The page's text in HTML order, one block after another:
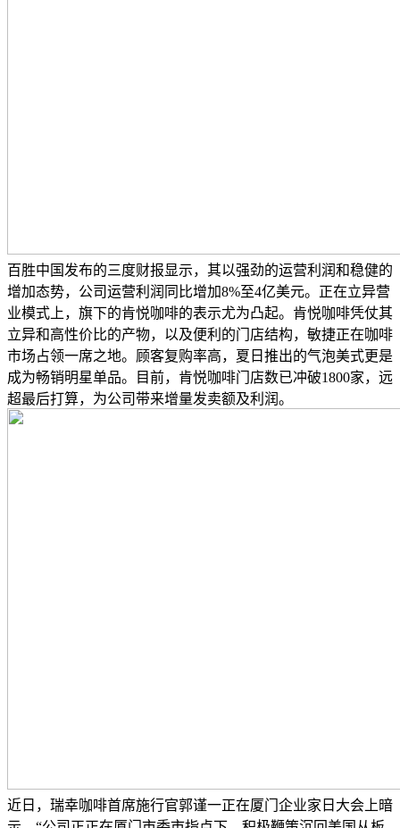
百胜中国发布的三度财报显示，其以强劲的运营利润和稳健的
增加态势，公司运营利润同比增加8%至4亿美元。正在立异营
业模式上，旗下的肯悦咖啡的表示尤为凸起。肯悦咖啡凭仗其
立异和高性价比的产物，以及便利的门店结构，敏捷正在咖啡
市场占领一席之地。顾客复购率高，夏日推出的气泡美式更是
成为畅销明星单品。目前，肯悦咖啡门店数已冲破1800家，远
超最后打算，为公司带来增量发卖额及利润。
近日，瑞幸咖啡首席施行官郭谨一正在厦门企业家日大会上暗